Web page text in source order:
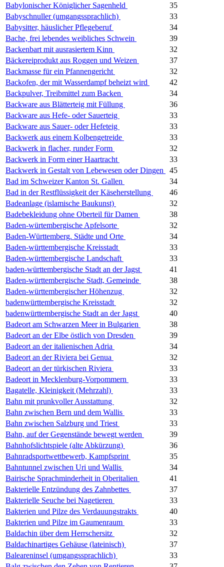
Babylonischer Königlicher Sagenheld
35
Babyschnuller (umgangssprachlich)
33
Babysitter, häuslicher Pflegeberuf
34
Bache, frei lebendes weibliches Schwein
39
Backenbart mit ausrasiertem Kinn
32
Bäckereiprodukt aus Roggen und Weizen
37
Backmasse für ein Pfannengericht
32
Backofen, der mit Wasserdampf beheizt wird
42
Backpulver, Treibmittel zum Backen
34
Backware aus Blätterteig mit Füllung
36
Backware aus Hefe- oder Sauerteig
33
Backware aus Sauer- oder Hefeteig
33
Backwerk aus einem Kolbengetreide
33
Backwerk in flacher, runder Form
32
Backwerk in Form einer Haartracht
33
Backwerk in Gestalt von Lebewesen oder Dingen
45
Bad im Schweizer Kanton St. Gallen
34
Bad in der Restflüssigkeit der Käseherstellung
46
Badeanlage (islamische Baukunst)
32
Badebekleidung ohne Oberteil für Damen
38
Baden-würtembergische Apfelsorte
32
Baden-Württemberg. Städte und Orte
34
Baden-württembergische Kreisstadt
33
Baden-württembergische Landschaft
33
baden-württembergische Stadt an der Jagst
41
Baden-württembergische Stadt, Gemeinde
38
Baden-württembergischer Höhenzug
32
badenwürttembergische Kreisstadt
32
badenwürttembergische Stadt an der Jagst
40
Badeort am Schwarzen Meer in Bulgarien
38
Badeort an der Elbe östlich von Dresden
39
Badeort an der italienischen Adria
34
Badeort an der Riviera bei Genua
32
Badeort an der türkischen Riviera
33
Badeort in Mecklenburg-Vorpommern
33
Bagatelle, Kleinigkeit (Mehrzahl)
33
Bahn mit prunkvoller Ausstattung
32
Bahn zwischen Bern und dem Wallis
33
Bahn zwischen Salzburg und Triest
33
Bahn, auf der Gegenstände bewegt werden
39
Bahnhofslichtspiele (alte Abkürzung)
36
Bahnradsportwettbewerb, Kampfsprint
35
Bahntunnel zwischen Uri und Wallis
34
Bairische Sprachminderheit in Oberitalien
41
Bakterielle Entzündung des Zahnbettes
37
Bakterielle Seuche bei Nagetieren
33
Bakterien und Pilze des Verdauungstrakts
40
Bakterien und Pilze im Gaumenraum
33
Baldachin über dem Herrschersitz
32
Baldachinartiges Gehäuse (lateinisch)
37
Baleareninsel (umgangssprachlich)
33